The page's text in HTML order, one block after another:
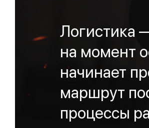
Логистика
на момент
начинает
маршрут
процессы